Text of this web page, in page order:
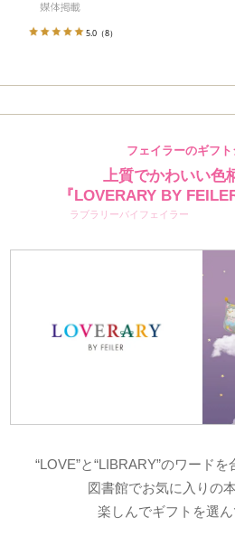
5.0（8）
フェイラーのギフ
上質でかわいい色
『LOVERARY BY
ラブラリーバイフェイラー
“LOVE”と“LIBRARY”のワードを
図書館でお気に入りの
楽しんでギフトを選